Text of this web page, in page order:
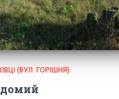
(ВУЛ. ГОРІШНЯ)